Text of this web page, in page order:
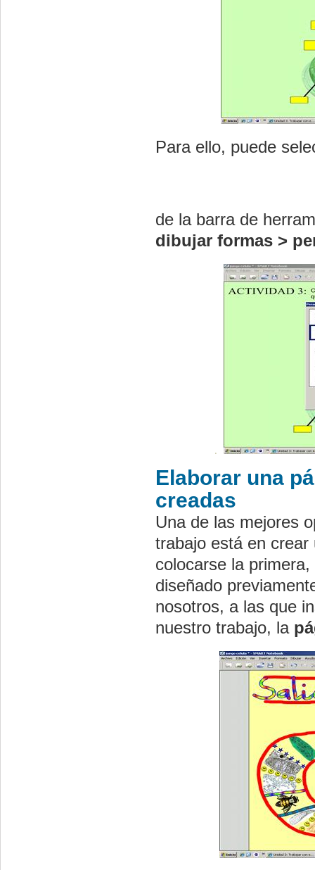
Para ello, puede
de la barra de
dibujar formas >
Elaborar una
creadas
Una de las mejores
trabajo está en
colocarse la
diseñado
nosotros, a las que
nuestro trabajo, la